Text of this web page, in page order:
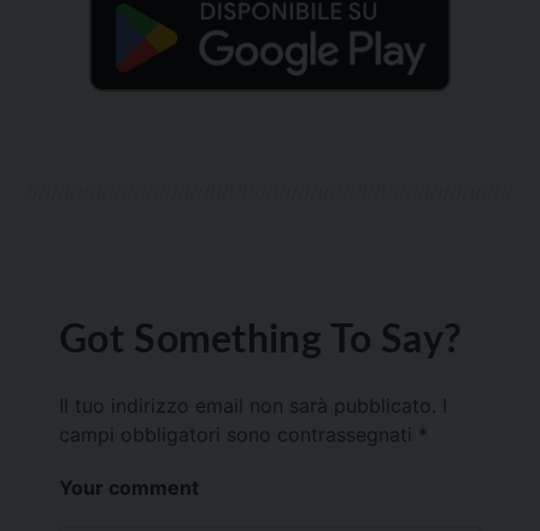
Got Something To Say?
Il tuo indirizzo email non sarà pubblicato.
campi obbligatori sono contrassegnati *
Your comment